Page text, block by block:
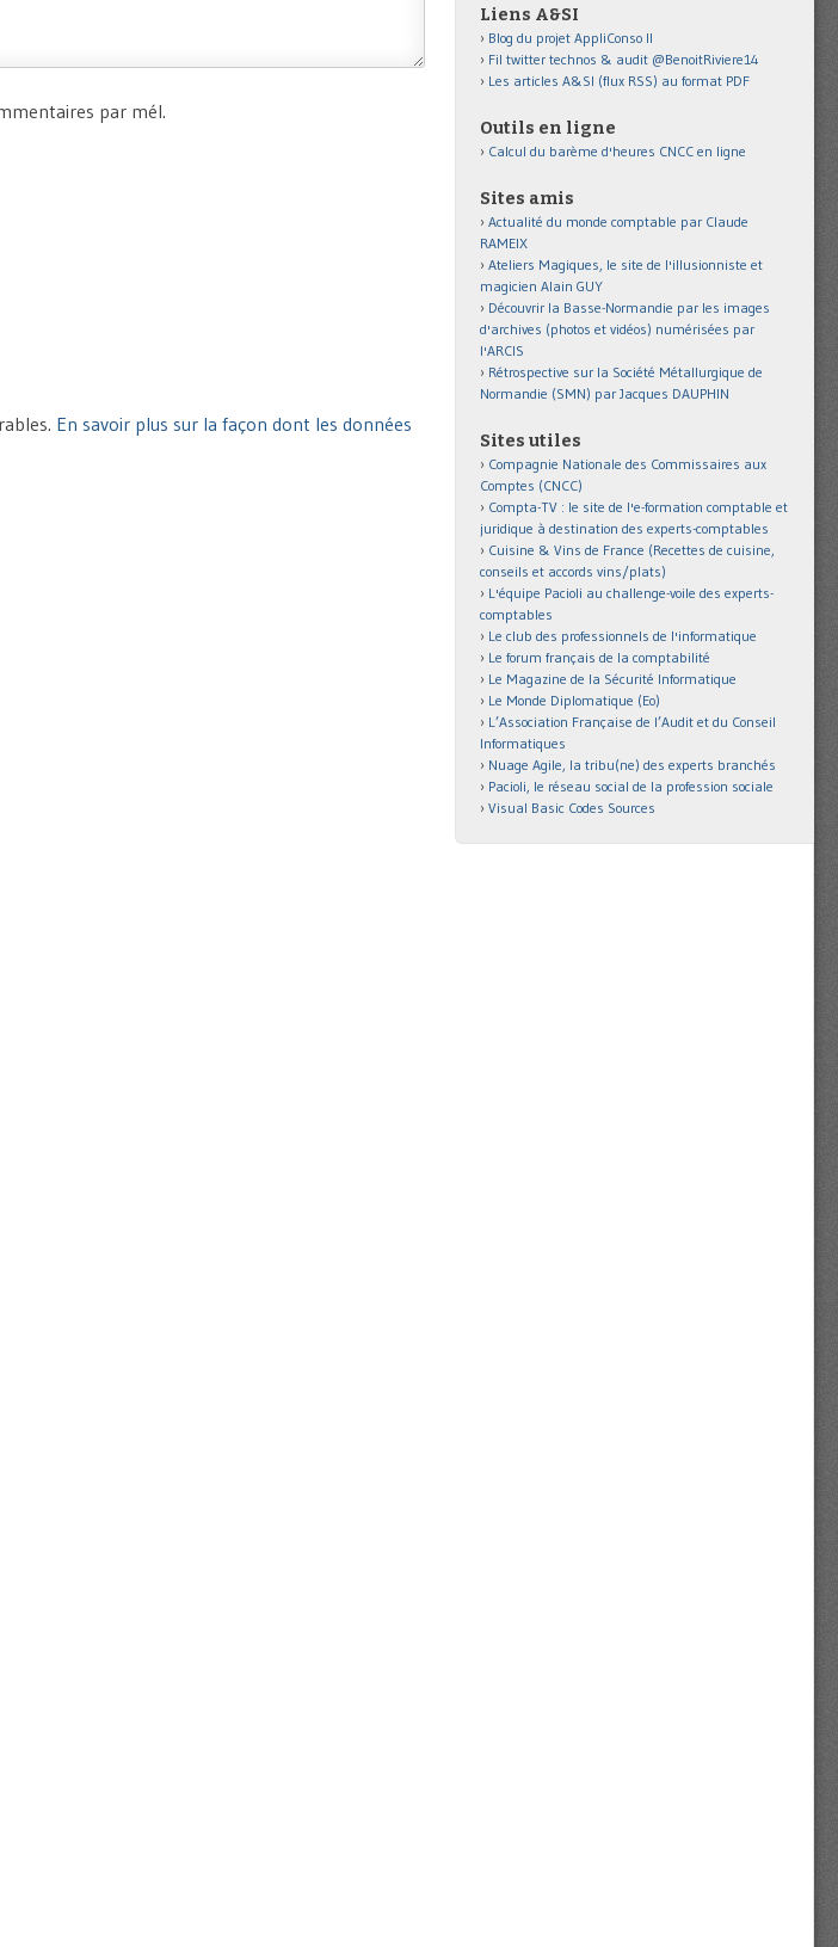
par mél.
En savoir plus sur la façon dont les données
Liens A&SI
Blog du projet AppliConso II
Fil twitter technos & audit @BenoitRiviere14
Les articles A&SI (flux RSS) au format PDF
Outils en ligne
Calcul du barème d'heures CNCC en ligne
Sites amis
Actualité du monde comptable par Claude
RAMEIX
Ateliers Magiques, le site de l'illusionniste et
magicien Alain GUY
Découvrir la Basse-Normandie par les images
d'archives (photos et vidéos) numérisées par
l'ARCIS
Rétrospective sur la Société Métallurgique de
Normandie (SMN) par Jacques DAUPHIN
Sites utiles
Compagnie Nationale des Commissaires aux
Comptes (CNCC)
Compta-TV : le site de l'e-formation comptable et
juridique à destination des experts-comptables
Cuisine & Vins de France (Recettes de cuisine,
conseils et accords vins/plats)
L'équipe Pacioli au challenge-voile des experts-
comptables
Le club des professionnels de l'informatique
Le forum français de la comptabilité
Le Magazine de la Sécurité Informatique
Le Monde Diplomatique (Eo)
L’Association Française de l’Audit et du Conseil
Informatiques
Nuage Agile, la tribu(ne) des experts branchés
Pacioli, le réseau social de la profession sociale
Visual Basic Codes Sources